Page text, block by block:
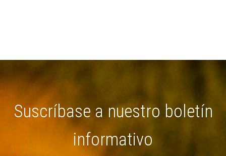
Suscríbase a nuestro boletín
informativo